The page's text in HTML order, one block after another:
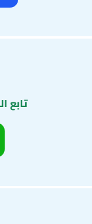
تابع